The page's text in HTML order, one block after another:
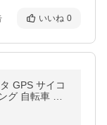
いいね 0
GPS サイコ
グ 自転車 速
行距離計 Blu